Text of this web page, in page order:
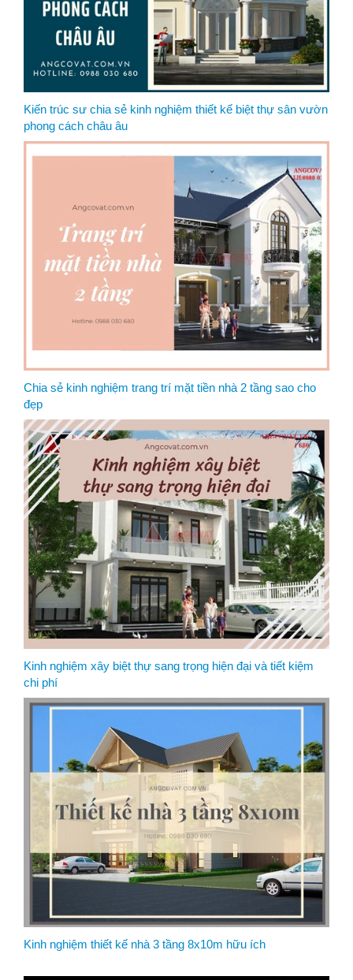
Kiến trúc sư chia sẻ kinh nghiệm thiết kế biệt thự sân vườn
phong cách châu âu
Chia sẻ kinh nghiệm trang trí mặt tiền nhà 2 tầng sao cho
đẹp
Kinh nghiệm xây biệt thự sang trọng hiện đại và tiết kiệm
chi phí
Kinh nghiệm thiết kế nhà 3 tầng 8x10m hữu ích